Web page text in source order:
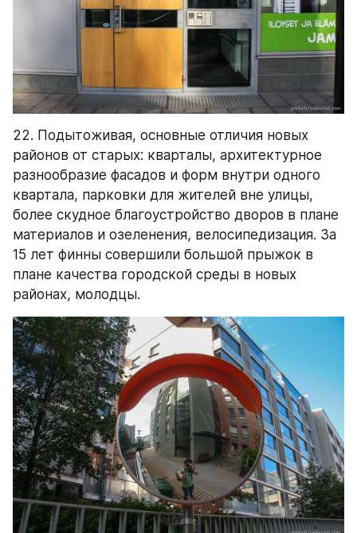
22. Подытоживая, основные отличия новых
районов от старых: кварталы, архитектурное
разнообразие фасадов и форм внутри одного
квартала, парковки для жителей вне улицы,
более скудное благоустройство дворов в плане
материалов и озеленения, велосипедизация. За
15 лет финны совершили большой прыжок в
плане качества городской среды в новых
районах, молодцы.